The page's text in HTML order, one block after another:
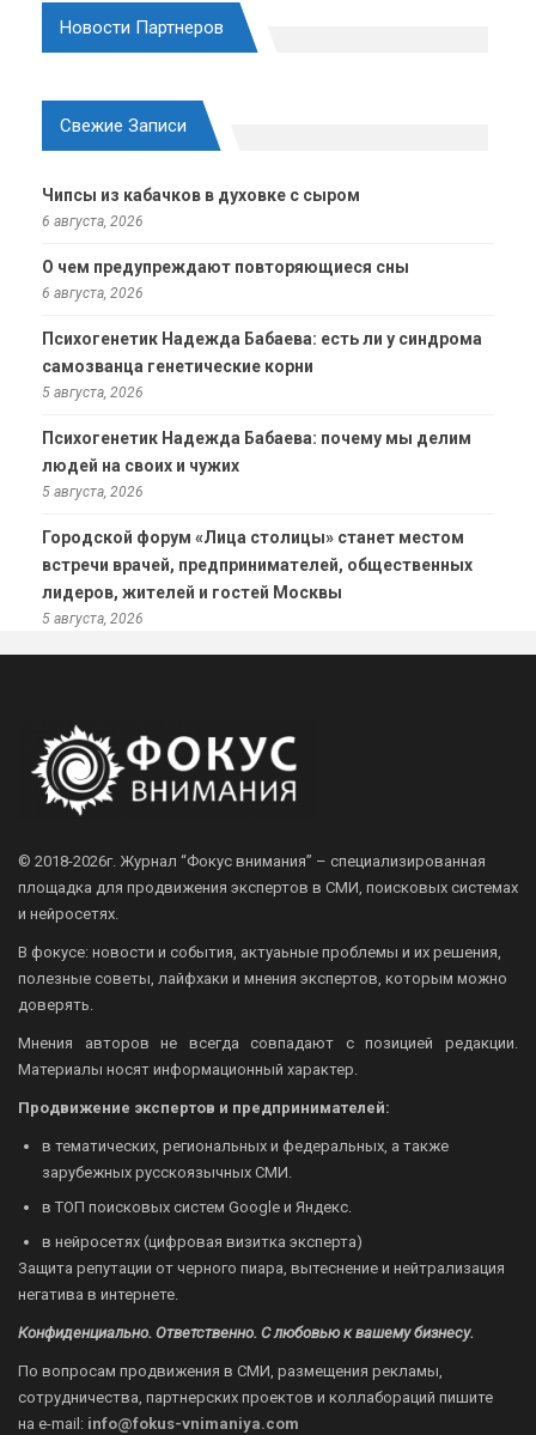
Новости Партнеров
Свежие Записи
Чипсы из кабачков в духовке с сыром
6 августа, 2026
О чем предупреждают повторяющиеся сны
6 августа, 2026
Психогенетик Надежда Бабаева: есть ли у синдрома
самозванца генетические корни
5 августа, 2026
Психогенетик Надежда Бабаева: почему мы делим
людей на своих и чужих
5 августа, 2026
Городской форум «Лица столицы» станет местом
встречи врачей, предпринимателей, общественных
лидеров, жителей и гостей Москвы
5 августа, 2026
© 2018-2026г. Журнал “Фокус внимания” – специализированная
площадка для продвижения экспертов в СМИ, поисковых системах
и нейросетях.
В фокусе: новости и события, актуаьные проблемы и их решения,
полезные советы, лайфхаки и мнения экспертов, которым можно
доверять.
Мнения авторов не всегда совпадают с позицией редакции.
Материалы носят информационный характер.
Продвижение экспертов и предпринимателей:
в тематических, региональных и федеральных, а также
зарубежных русскоязычных СМИ.
в ТОП поисковых систем Google и Яндекс.
в нейросетях (цифровая визитка эксперта)
Защита репутации от черного пиара, вытеснение и нейтрализация
негатива в интернете.
Конфиденциально. Ответственно. С любовью к вашему бизнесу.
По вопросам продвижения в СМИ, размещения рекламы,
сотрудничества, партнерских проектов и коллабораций пишите
на e-mail: info@fokus-vnimaniya.com